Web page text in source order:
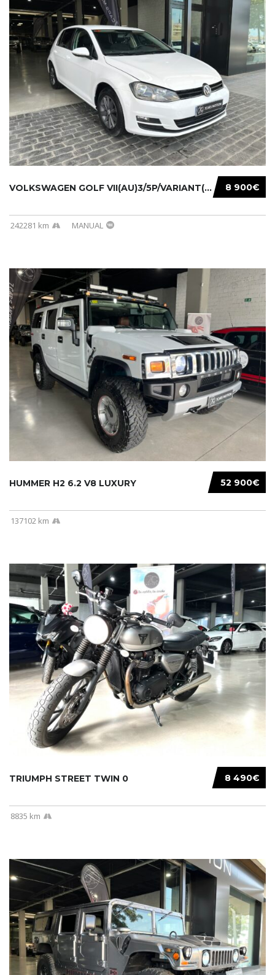
8 900€
VOLKSWAGEN GOLF VII(AU)3/5P/VARIANT(12-16 20...
242281 km MANUAL
52 900€
HUMMER H2 6.2 V8 LUXURY
137102 km
8 490€
TRIUMPH STREET TWIN 0
8835 km